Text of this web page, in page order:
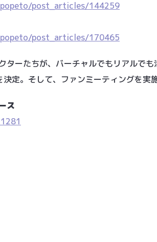
post_articles/144259
post_articles/170465
ターたちが、バーチャルでもリアルでも
定。そして、ファンミーティングを実
ス